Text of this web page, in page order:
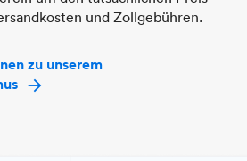
und Zollgebühren.
zu unserem